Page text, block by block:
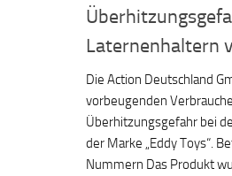
Laternenhaltern
Die Action Deutschland
vorbeugenden
Überhitzungsgefahr bei
der Marke „Eddy Toys“.
Nummern Das Produkt